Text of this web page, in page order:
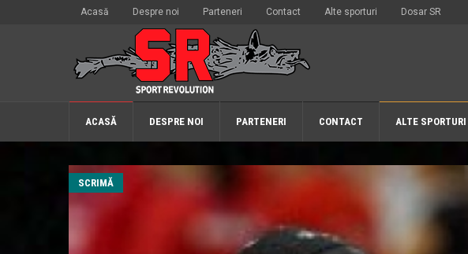
Acasă Despre noi Parteneri Contact Alte sporturi Dosar SR
ACASĂ DESPRE NOI PARTENERI CONTACT ALTE SPORTURI
SCRIMĂ